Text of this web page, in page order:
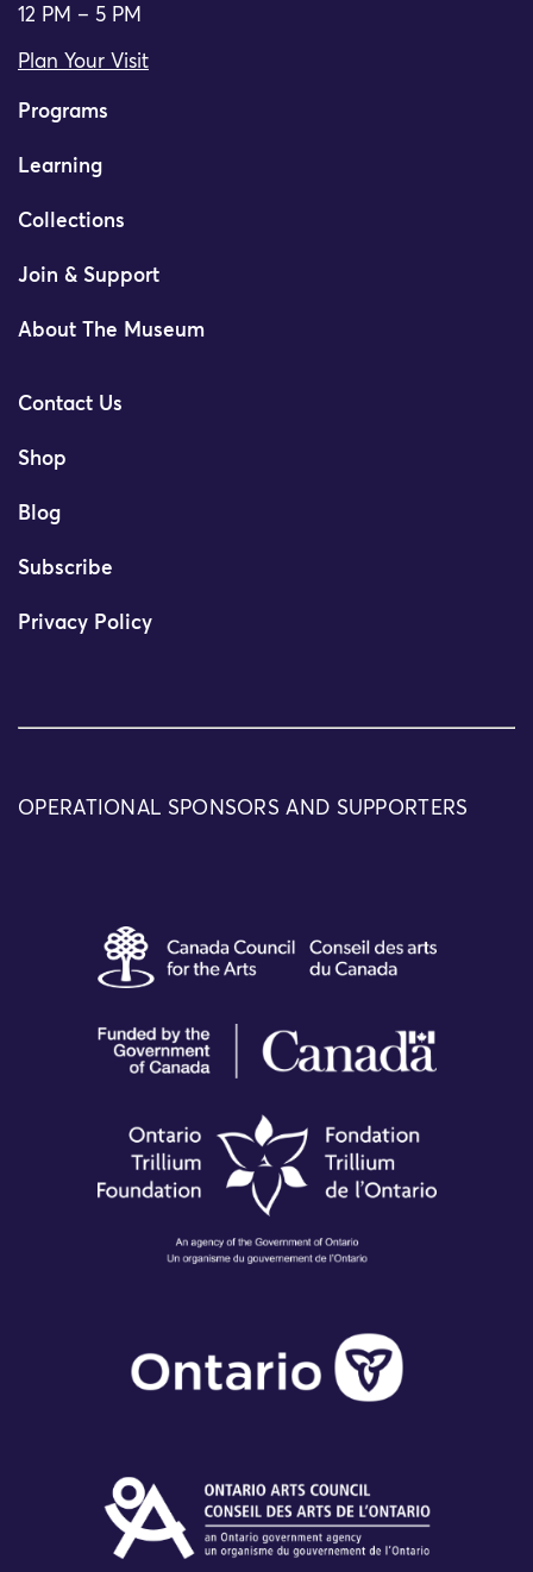
12 PM – 5 PM
Plan Your Visit
Programs
Learning
Collections
Join & Support
About The Museum
Contact Us
Shop
Blog
Subscribe
Privacy Policy
OPERATIONAL SPONSORS AND SUPPORTERS